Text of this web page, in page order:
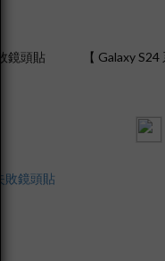
鏡頭貼 【 Galaxy